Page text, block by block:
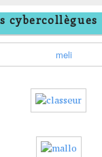
cybercollègues